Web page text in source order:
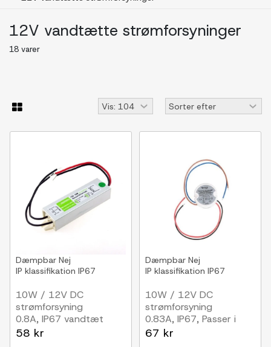
12V vandtætte strømforsyninger
18 varer
Dæmpbar Nej
IP klassifikation IP67
10W / 12V DC
strømforsyning
0.8A, IP67 vandtæt
58 kr
Dæmpbar Nej
IP klassifikation IP67
10W / 12V DC
strømforsyning
0.83A, IP67, Passer i
PL/loftlamper
67 kr